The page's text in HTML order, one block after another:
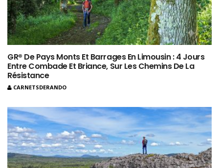
GR® De Pays Monts Et Barrages En Limousin : 4 Jours
Entre Combade Et Briance, Sur Les Chemins De La
Résistance
CARNETSDERANDO